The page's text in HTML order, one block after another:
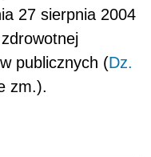
27 sierpnia 2004
publicznych (Dz.
zm.).